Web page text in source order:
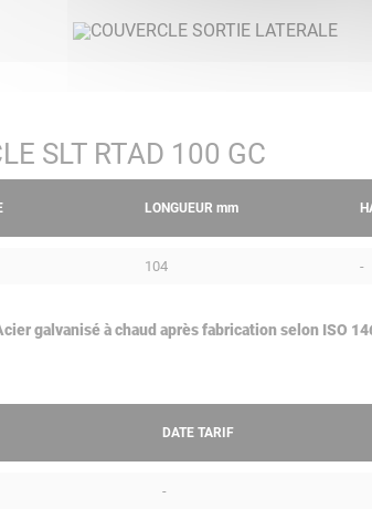
SLT RTAD 100 GC
LONGUEUR mm
104 -
galvanisé à chaud après fabrication selon ISO
DATE TARIF
-